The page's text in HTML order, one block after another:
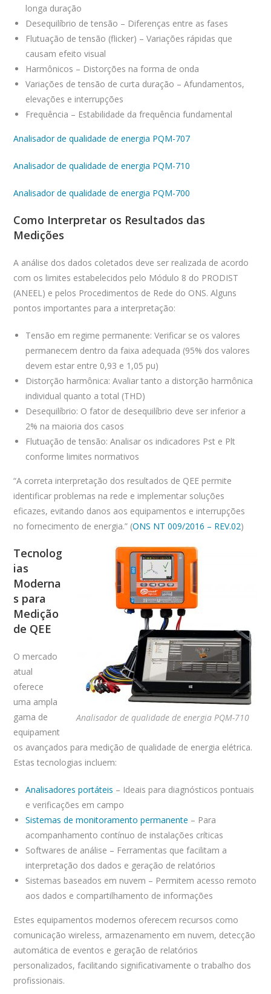
longa duração
Desequilíbrio de tensão – Diferenças entre as fases
Flutuação de tensão (flicker) – Variações rápidas que
causam efeito visual
Harmônicos – Distorções na forma de onda
Variações de tensão de curta duração – Afundamentos,
elevações e interrupções
Frequência – Estabilidade da frequência fundamental
Analisador de qualidade de energia PQM-707
Analisador de qualidade de energia PQM-710
Analisador de qualidade de energia PQM-700
Como Interpretar os Resultados das
Medições
A análise dos dados coletados deve ser realizada de acordo
com os limites estabelecidos pelo Módulo 8 do PRODIST
(ANEEL) e pelos Procedimentos de Rede do ONS. Alguns
pontos importantes para a interpretação:
Tensão em regime permanente: Verificar se os valores
permanecem dentro da faixa adequada (95% dos valores
devem estar entre 0,93 e 1,05 pu)
Distorção harmônica: Avaliar tanto a distorção harmônica
individual quanto a total (THD)
Desequilíbrio: O fator de desequilíbrio deve ser inferior a
2% na maioria dos casos
Flutuação de tensão: Analisar os indicadores Pst e Plt
conforme limites normativos
“A correta interpretação dos resultados de QEE permite
identificar problemas na rede e implementar soluções
eficazes, evitando danos aos equipamentos e interrupções
no fornecimento de energia.” (ONS NT 009/2016 – REV.02)
Analisador de qualidade de energia PQM-710
Tecnolog
ias
Moderna
s para
Medição
de QEE
O mercado
atual
oferece
uma ampla
gama de
equipament
os avançados para medição de qualidade de energia elétrica.
Estas tecnologias incluem:
Analisadores portáteis – Ideais para diagnósticos pontuais
e verificações em campo
Sistemas de monitoramento permanente – Para
acompanhamento contínuo de instalações críticas
Softwares de análise – Ferramentas que facilitam a
interpretação dos dados e geração de relatórios
Sistemas baseados em nuvem – Permitem acesso remoto
aos dados e compartilhamento de informações
Estes equipamentos modernos oferecem recursos como
comunicação wireless, armazenamento em nuvem, detecção
automática de eventos e geração de relatórios
personalizados, facilitando significativamente o trabalho dos
profissionais.